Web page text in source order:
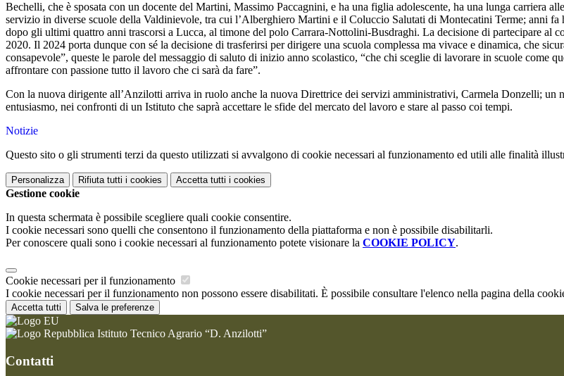
Bechelli, che è sposata con un docente del Martini, Massimo Paccagnini, e ha una figlia adolescente, ha una lunga carriera
servizio in diverse scuole della Valdinievole, tra cui l’Alberghiero Martini e il Coluccio Salutati di Montecatini Terme; anni fa
dopo gli ultimi quattro anni trascorsi a Lucca, al timone del polo Carrara-Nottolini-Busdraghi. La decisione di partecipare al
2020. Il 2024 porta dunque con sé la decisione di trasferirsi per dirigere una scuola complessa ma vivace e dinamica, che
consapevole”, queste le parole del messaggio di saluto di inizio anno scolastico, “che chi sceglie di lavorare in scuole come
affrontare con passione tutto il lavoro che ci sarà da fare”.
Con la nuova dirigente all’Anzilotti arriva in ruolo anche la nuova Direttrice dei servizi amministrativi, Carmela Donzelli; un
entusiasmo, nei confronti di un Istituto che saprà accettare le sfide del mercato del lavoro e stare al passo coi tempi.
Notizie
Questo sito o gli strumenti terzi da questo utilizzati si avvalgono di cookie necessari al funzionamento ed utili alle finalità
Personalizza Rifiuta tutti i cookies Accetta tutti i cookies
Gestione cookie
In questa schermata è possibile scegliere quali cookie consentire.
I cookie necessari sono quelli che consentono il funzionamento della piattaforma e non è possibile disabilitarli.
Per conoscere quali sono i cookie necessari al funzionamento potete visionare la COOKIE POLICY.
Cookie necessari per il funzionamento
I cookie necessari per il funzionamento non possono essere disabilitati. È possibile consultare l'elenco nella pagina della
Accetta tutti Salva le preferenze
Istituto Tecnico Agrario “D. Anzilotti”
Contatti